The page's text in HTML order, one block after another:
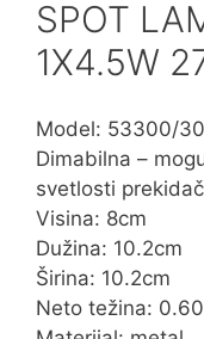
SPOT
1X4.5W
Model: 53300/
Dimabilna –
svetlosti
Visina: 8cm
Dužina: 10.2cm
Širina: 10.2cm
Neto težina: